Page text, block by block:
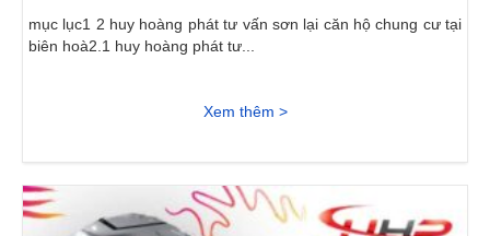
mục lục1 2 huy hoàng phát tư vấn sơn lại căn hộ chung cư tại
biên hoà2.1 huy hoàng phát tư...
Xem thêm >